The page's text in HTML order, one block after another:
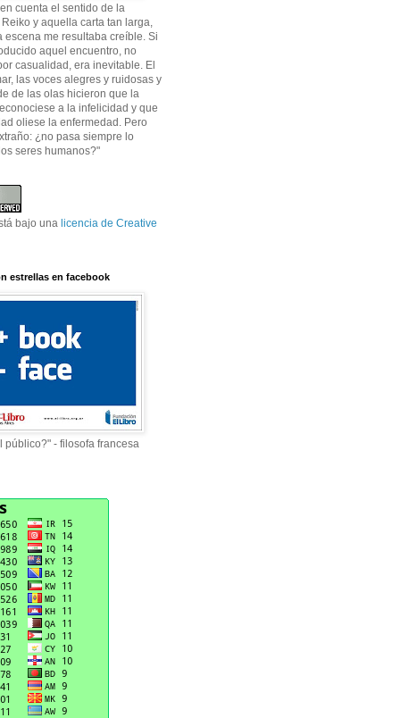
cuenta el sentido de la
y aquella carta tan larga,
escena me resultaba creíble. Si
aquel encuentro, no
casualidad, era inevitable. El
las voces alegres y ruidosas y
de las olas hicieron que la
a la infelicidad y que
oliese la enfermedad. Pero
¿no pasa siempre lo
seres humanos?"
bajo una licencia de Creative
estrellas en facebook
público?" - filosofa francesa